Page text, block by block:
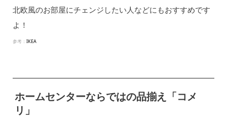
北欧風のお部屋にチェンジしたい人などにもおすすめです
よ！
参考： IKEA
ホームセンターならではの品揃え「コメ
リ」